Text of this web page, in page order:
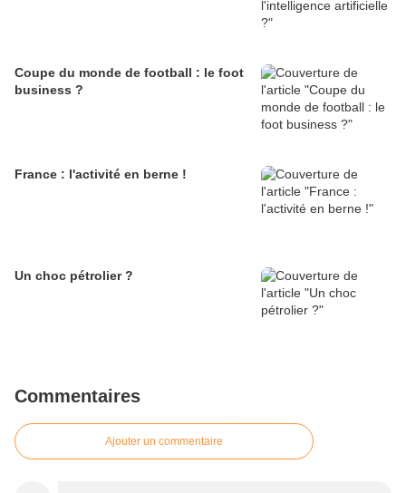
Coupe du monde de football : le foot
business ?
France : l'activité en berne !
Un choc pétrolier ?
Commentaires
Ajouter un commentaire